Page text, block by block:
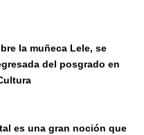
la muñeca Lele, se
del posgrado en
es una gran noción que